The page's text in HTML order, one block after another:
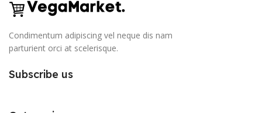
Condimentum adipiscing vel neque dis nam
parturient orci at scelerisque.
Subscribe us